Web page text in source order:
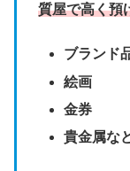
質屋で高く預
ブランド
絵画
金券
貴金属な